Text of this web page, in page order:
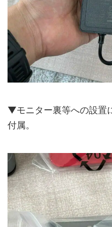
▼モニター裏等への設置
付属。